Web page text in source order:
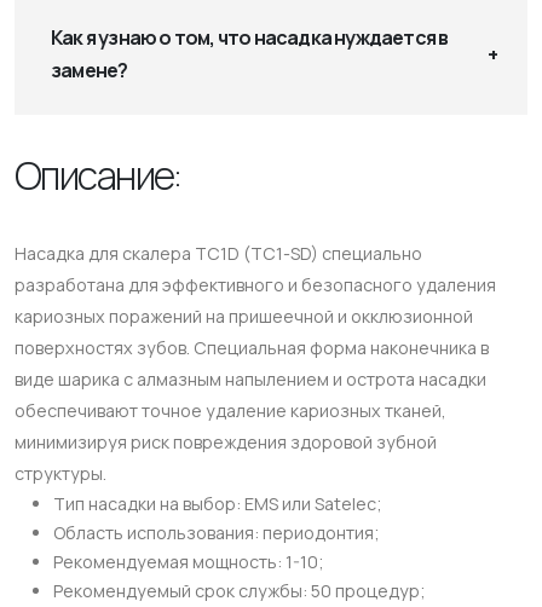
Как я узнаю о том, что насадка нуждается в
замене?
Описание:
Насадка для скалера TC1D (TС1-SD) специально
разработана для эффективного и безопасного удаления
кариозных поражений на пришеечной и окклюзионной
поверхностях зубов. Специальная форма наконечника в
виде шарика с алмазным напылением и острота насадки
обеспечивают точное удаление кариозных тканей,
минимизируя риск повреждения здоровой зубной
структуры.
Тип насадки на выбор: EMS или Satelec;
Область использования: периодонтия;
Рекомендуемая мощность: 1-10;
Рекомендуемый срок службы: 50 процедур;